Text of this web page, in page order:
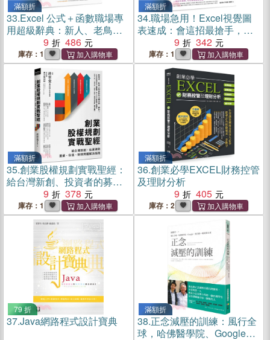
滿額折
33.Excel 公式＋函數職場專
用超級辭典：新人、老鳥到
大師級都需要的速查指引
【暢銷第二版】
9 486
庫存：1
滿額折
34.職場急用！Excel視覺圖
表速成：會這招最搶手，新
創、外商與行銷都在用的資
料視覺化技巧
9 342
庫存：1
滿額折
35.創業股權規劃實戰聖經：
給台灣新創、投資者的募
資、估值、財務問題解決指
9 378
庫存：1
滿額折
36.創業必學EXCEL財務控管
及理財分析
9
405
庫存：2
79 折
37.Java網路程式設計寶典
滿額折
38.正念減壓的訓練：風行全
球，哈佛醫學院、Google、